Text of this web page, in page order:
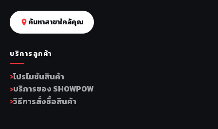
ค้นหาสาขาใกล้คุณ
บริการลูกค้า
โปรโมชันสินค้า
บริการของ SHOWPOW
วิธีการสั่งซื้อสินค้า